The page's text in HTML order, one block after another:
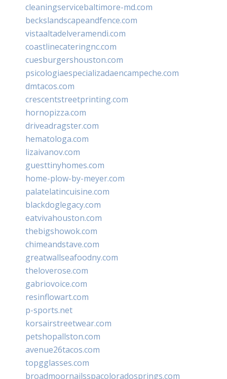
cleaningservicebaltimore-md.com
beckslandscapeandfence.com
vistaaltadelveramendi.com
coastlinecateringnc.com
cuesburgershouston.com
psicologiaespecializadaencampeche.com
dmtacos.com
crescentstreetprinting.com
hornopizza.com
driveadragster.com
hematologa.com
lizaivanov.com
guesttinyhomes.com
home-plow-by-meyer.com
palatelatincuisine.com
blackdoglegacy.com
eatvivahouston.com
thebigshowok.com
chimeandstave.com
greatwallseafoodny.com
theloverose.com
gabriovoice.com
resinflowart.com
p-sports.net
korsairstreetwear.com
petshopallston.com
avenue26tacos.com
topgglasses.com
broadmoornailsspacoloradosprings.com